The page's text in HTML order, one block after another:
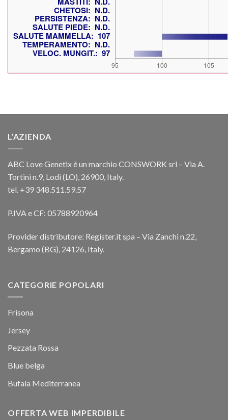
L’AZIENDA
ABC Love Genetix è un marchio CONSWORK srl – Via A.
Tortini n.9, Lodi (LO), 26900, Italy.
tel. +39 348.511.59.57
P.IVA e CF: 05788920964
Provider distributore: Register.it spa – Via Zanchi n.22,
Bergamo (BG), 24126, Italy.
CATEGORIE POPOLARI
Frisona
Jersey
Pezzata Rossa
Blue belga
Bufala Mediterranea
OFFERTA WEB IMPERDIBILE